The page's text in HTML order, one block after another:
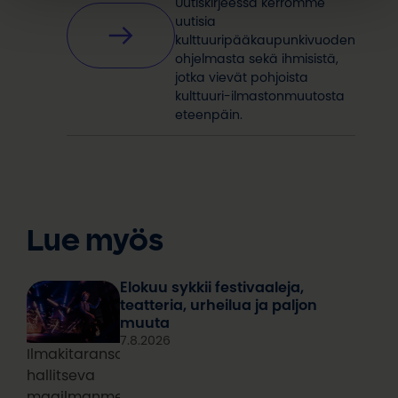
uutisia
kulttuuripääkaupunkivuoden
ohjelmasta sekä ihmisistä,
jotka vievät pohjoista
kulttuuri-ilmastonmuutosta
eteenpäin.
Lue myös
Ilmakitaransoiton
hallitseva
Elokuu sykkii festivaaleja,
teatteria, urheilua ja paljon
muuta
7.8.2026